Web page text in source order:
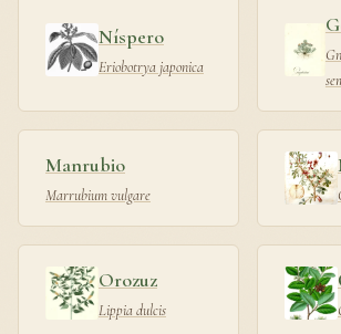
Níspero
Eriobotrya japonica
Manrubio
Marrubium vulgare
Orozuz
Lippia dulcis